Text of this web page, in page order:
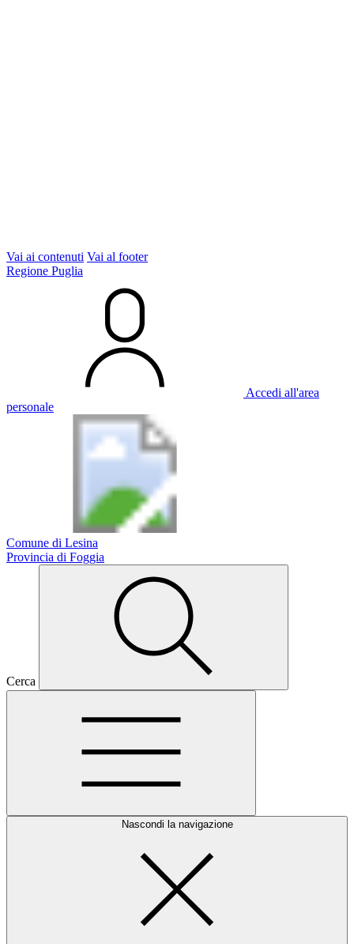
Vai ai contenuti Vai al footer
Regione Puglia
Accedi all'area
personale
Comune di Lesina
Provincia di Foggia
Cerca
Nascondi la navigazione